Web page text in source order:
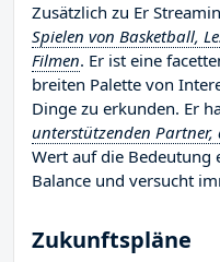
Zusätzlich zu Er
Spielen von Basketball,
Filmen. Er ist eine
breiten Palette von
Dinge zu erkunden. Er
unterstützenden
Wert auf die Bedeutung
Balance und versucht
Zukunftspläne